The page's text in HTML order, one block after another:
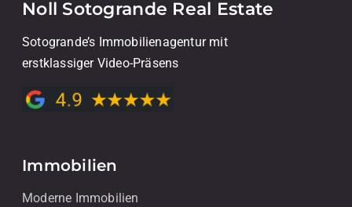
Noll Sotogrande Real Estate
Sotogrande’s Immobilienagentur mit
erstklassiger Video-Präsens
Immobilien
Moderne Immobilien